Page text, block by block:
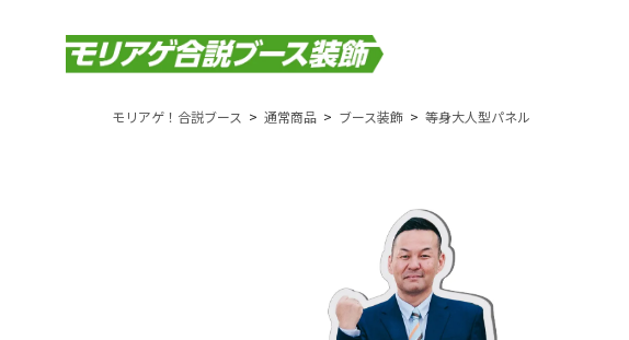
モリアゲ！合説ブース 通常商品 ブース装飾 等身大人型パネル